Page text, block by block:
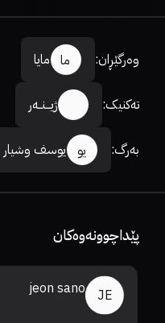
وەرگێڕان: ما مایا
تەکنیک: ‌‌‌‌‌‌‌‌‌‌‌‌‌‌‌‌‌ژیـــنــەر
بەرگ: یو یوسف وشیار
پێداچوونەوەکان
JE
jeon sano